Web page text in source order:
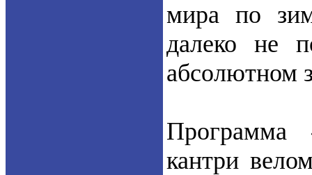
мира по
далеко не
абсолютном
Программа
кантри